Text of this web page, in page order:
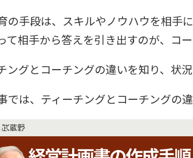
の手段は、スキルやノウハウを相手
て相手から答えを引き出すのが、コ
ングとコーチングの違いを知り、状
では、ティーチングとコーチングの